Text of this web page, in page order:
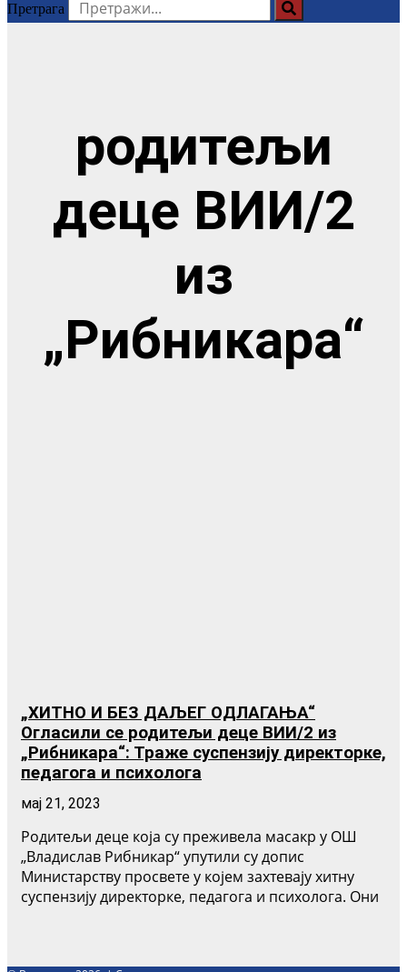
Претрага
родитељи
деце ВИИ/2
из
„Рибникара“
„ХИТНО И БЕЗ ДАЉЕГ ОДЛАГАЊА“
Огласили се родитељи деце ВИИ/2 из
„Рибникара“: Траже суспензију директорке,
педагога и психолога
мај 21, 2023
Родитељи деце која су преживела масакр у ОШ
„Владислав Рибникар“ упутили су допис
Министарству просвете у којем захтевају хитну
суспензију директорке, педагога и психолога. Они